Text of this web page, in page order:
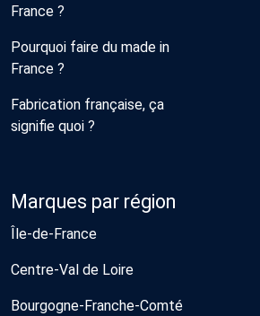
France ?
Pourquoi faire du made in
France ?
Fabrication française, ça
signifie quoi ?
Marques par région
Île-de-France
Centre-Val de Loire
Bourgogne-Franche-Comté